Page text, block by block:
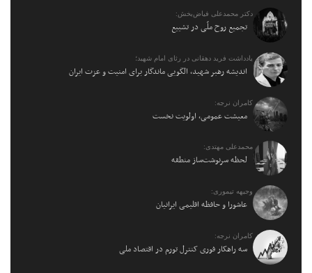
دکتر محمدعلی فیاض‌بخش:
تجمیع روح ملّی در تشییع
یادداشت فرید دهقانی در رثای امام شهید؛
اندیشه رهبر شهید، الگویی ماندگار برای امنیت و عزت ایران
کامران نرجه:
معیشت عمومی، اولویت نخست
محمدعلی مهتدی:
لحظه سرنوشت‌ساز منطقه
وجیهه تیموری:
عاشورا و حافظه اقلیمی ایرانیان
کامران نرجه:
سه راهکار فوری کنترل تورم در اقتصاد ملی